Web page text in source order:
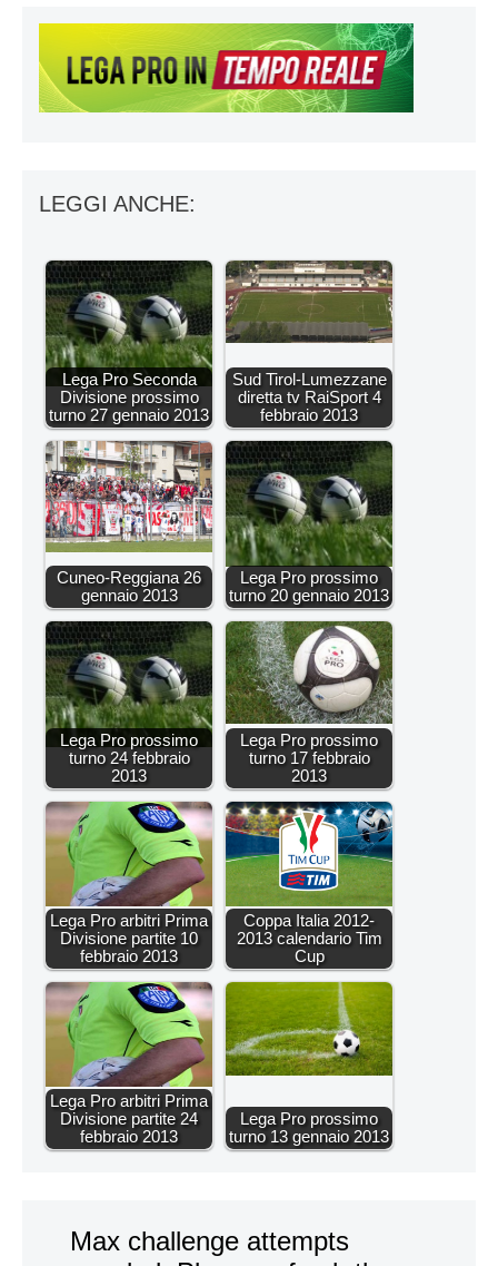
LEGGI ANCHE:
Lega Pro Seconda
Divisione prossimo
turno 27 gennaio 2013
Sud Tirol-Lumezzane
diretta tv RaiSport 4
febbraio 2013
Cuneo-Reggiana 26
gennaio 2013
Lega Pro prossimo
turno 20 gennaio 2013
Lega Pro prossimo
turno 24 febbraio
2013
Lega Pro prossimo
turno 17 febbraio
2013
Lega Pro arbitri Prima
Divisione partite 10
febbraio 2013
Coppa Italia 2012-
2013 calendario Tim
Cup
Lega Pro arbitri Prima
Divisione partite 24
febbraio 2013
Lega Pro prossimo
turno 13 gennaio 2013